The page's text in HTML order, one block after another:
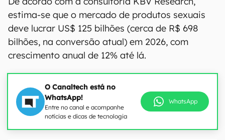
estima-se que o mercado de produtos sexuais
deve lucrar US$ 125 bilhões (cerca de R$ 698
bilhões, na conversão atual) em 2026, com
crescimento anual de 12% até lá.
O Canaltech está no
WhatsApp!
Entre no canal e acompanhe
notícias e dicas de tecnologia
WhatsApp